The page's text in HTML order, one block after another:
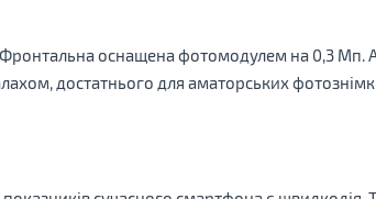
оснащена фотомодулем на 0,3 Мп.
достатнього для аматорських